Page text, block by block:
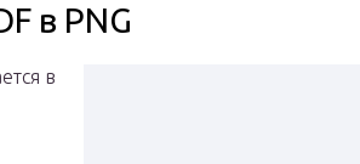
в PNG
в